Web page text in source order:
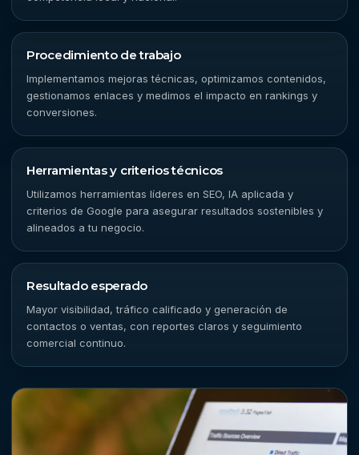
Procedimiento de trabajo
Implementamos mejoras técnicas, optimizamos contenidos,
gestionamos enlaces y medimos el impacto en rankings y
conversiones.
Herramientas y criterios técnicos
Utilizamos herramientas líderes en SEO, IA aplicada y
criterios de Google para asegurar resultados sostenibles y
alineados a tu negocio.
Resultado esperado
Mayor visibilidad, tráfico calificado y generación de
contactos o ventas, con reportes claros y seguimiento
comercial continuo.